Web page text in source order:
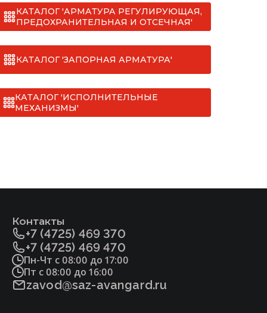
Сертификаты
ДС № 010 на клапан отсечной
односедельный с МИМ [ТУ 3742-013-
22294686-2012].pdf
СС № 032 на клапан отсечной
односедельный с МИМ [ТУ 3742-013-
22294686-2012].pdf
ДС № 032 на клапан отсечной
*
I. МАН (до 20 тонн)
II. Мерседес (до 20 тонн)
III. Хёндай (до 6,5 тонн)
IV. Газель (до 1,5 тонн)
КАТАЛОГ 'АРМАТУРА РЕГУЛИРУЮЩАЯ,
ПРЕДОХРАНИТЕЛЬНАЯ И ОТСЕЧНАЯ'
КАТАЛОГ 'ЗАПОРНАЯ АРМАТУРА'
КАТАЛОГ 'ИСПОЛНИТЕЛЬНЫЕ
МЕХАНИЗМЫ'
Контакты
+7 (4725) 469 370
+7 (4725) 469 470
Пн-Чт с 08:00 до 17:00
Пт с 08:00 до 16:00
zavod@saz-avangard.ru